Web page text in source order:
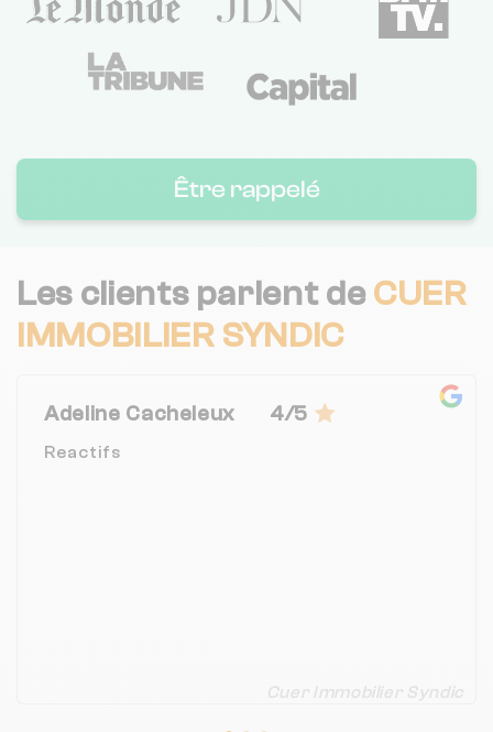
Être rappelé
Les clients parlent deCUER
IMMOBILIER SYNDIC
Adeline Cacheleux 4/5
Reactifs
Cuer Immobilier Syndic